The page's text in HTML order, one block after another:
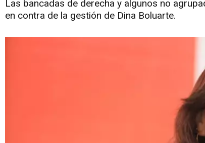
Las bancadas de derecha y algunos no
en contra de la gestión de Dina Boluarte.